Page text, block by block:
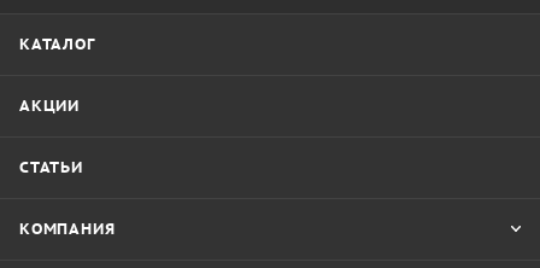
КАТАЛОГ
АКЦИИ
СТАТЬИ
КОМПАНИЯ